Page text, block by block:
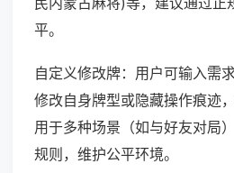
平。
自定义修改牌：用户可输入需
修改自身牌型或隐藏操作痕迹
用于多种场景（如与好友对局
规则，维护公平环境。